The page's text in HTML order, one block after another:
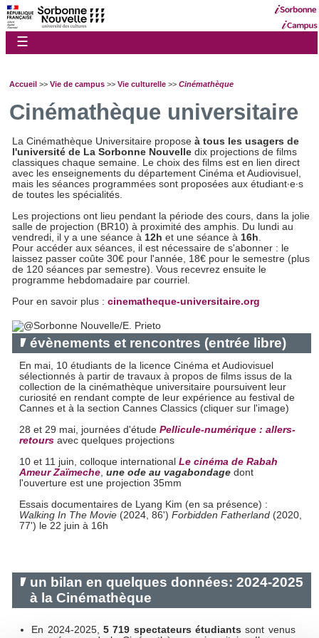
☰
Accueil >> Vie de campus >> Vie culturelle >> Cinémathèque
Cinémathèque universitaire
La Cinémathèque Universitaire proposeà tous les usagers de
l'université de La Sorbonne Nouvelle dix projections de films
classiques chaque semaine. Le choix des films est en lien direct
avec les enseignements du département Cinéma et Audiovisuel,
mais les séances programmées sont proposées aux étudiant∙e∙s
de toutes les spécialités.
Les projections ont lieu pendant la période des cours, dans la jolie
salle de projection (BR10) à proximité des amphis. Du lundi au
vendredi, il y a une séance à12h et une séance à16h.
Pour accéder aux séances, il est nécessaire de s'abonner : le
laissez passer coûte 30€ pour l'année, 18€ pour le semestre (plus
de 120 séances par semestre). Vous recevrez ensuite le
programme hebdomadaire par courriel.
Pour en savoir plus :cinematheque-universitaire.org
évènements et rencontres (entrée libre)
En mai, 10 étudiants de la licence Cinéma et Audiovisuel
sélectionnés à partir de travaux à propos de films issus de la
collection de la cinémathèque universitaire poursuivent leur
curiosité en rendant compte de leur expérience au festival de
Cannes et à la section Cannes Classics (cliquer sur l'image)
28 et 29 mai, journées d'étude Pellicule-numérique : allers-
retours avec quelques projections
10 et 11 juin, colloque internationalLe cinéma de Rabah
Ameur Zaïmeche,une ode au vagabondage dont
l'ouverture est une projection 35mm
Essais documentaires de Lyang Kim (en sa présence) :
Walking In The Movie (2024, 86') Forbidden Fatherland (2020,
77') le 22 juin à 16h
un bilan en quelques données: 2024-2025
à la Cinémathèque
En 2024-2025, 5 719 spectateurs étudiants sont venus